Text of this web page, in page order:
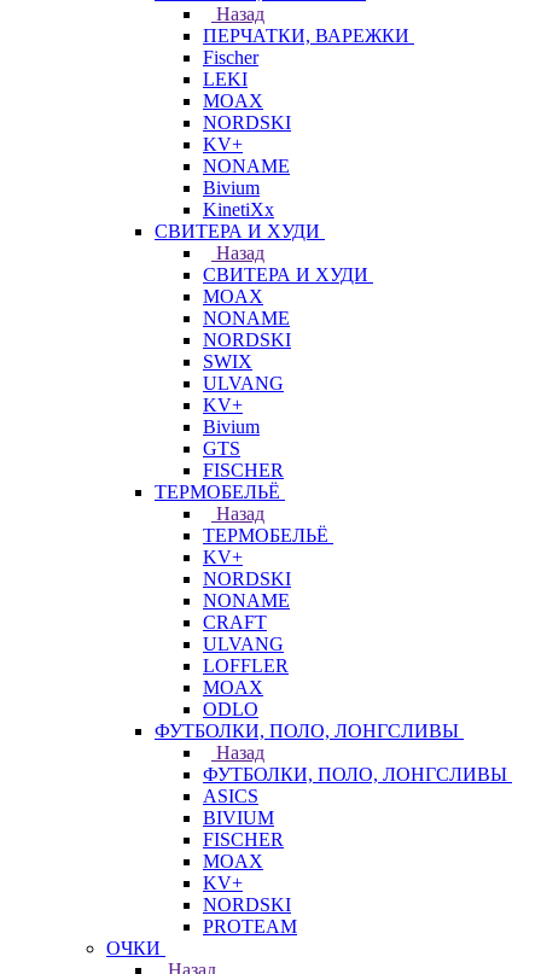
Назад
ПЕРЧАТКИ, ВАРЕЖКИ
Fischer
LEKI
MOAX
NORDSKI
KV+
NONAME
Bivium
KinetiXx
СВИТЕРА И ХУДИ
Назад
СВИТЕРА И ХУДИ
MOAX
NONAME
NORDSKI
SWIX
ULVANG
KV+
Bivium
GTS
FISCHER
ТЕРМОБЕЛЬЁ
Назад
ТЕРМОБЕЛЬЁ
KV+
NORDSKI
NONAME
CRAFT
ULVANG
LOFFLER
MOAX
ODLO
ФУТБОЛКИ, ПОЛО, ЛОНГСЛИВЫ
Назад
ФУТБОЛКИ, ПОЛО, ЛОНГСЛИВЫ
ASICS
BIVIUM
FISCHER
MOAX
KV+
NORDSKI
PROTEAM
ОЧКИ
Назад